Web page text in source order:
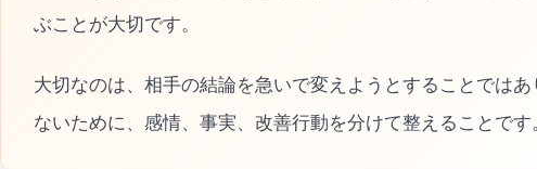
ぶことが大切です。
大切なのは、相手の結論を急いで変えようとすることでは
ないために、感情、事実、改善行動を分けて整えることです